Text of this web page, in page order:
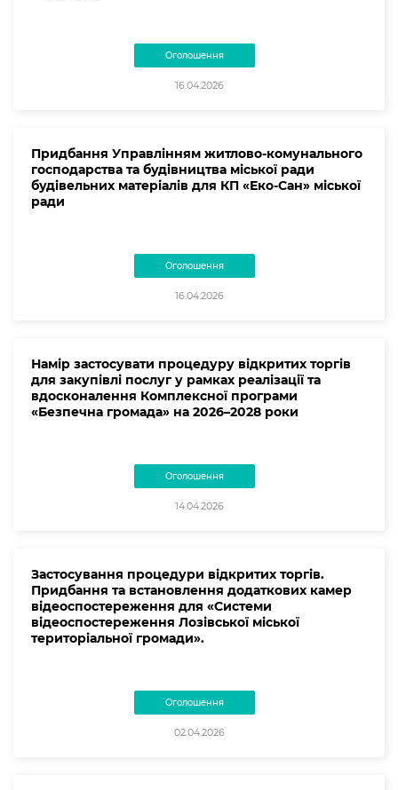
Оголошення
16.04.2026
Придбання Управлінням житлово-комунального
господарства та будівництва міської ради
будівельних матеріалів для КП «Еко-Сан» міської
ради
Оголошення
16.04.2026
Намір застосувати процедуру відкритих торгів
для закупівлі послуг у рамках реалізації та
вдосконалення Комплексної програми
«Безпечна громада» на 2026–2028 роки
Оголошення
14.04.2026
Застосування процедури відкритих торгів.
Придбання та встановлення додаткових камер
відеоспостереження для «Системи
відеоспостереження Лозівської міської
територіальної громади».
Оголошення
02.04.2026